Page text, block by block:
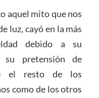
aquel mito que nos
luz, cayó en la más
debido a su
su pretensión de
el resto de los
como de los otros